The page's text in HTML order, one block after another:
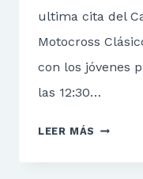
ultima cita del
Motocross
con los jóvenes
las 12:30…
LEER MÁS LAVIANA